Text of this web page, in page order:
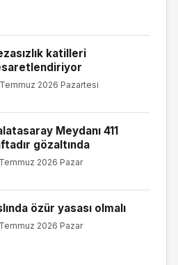
katilleri
2026 Pazartesi
Meydanı 411
gözaltında
2026 Pazar
özür yasası olmalı
2026 Pazar